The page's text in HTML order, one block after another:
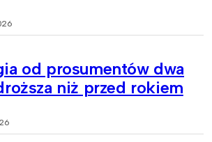
od prosumentów dwa
niż przed rokiem